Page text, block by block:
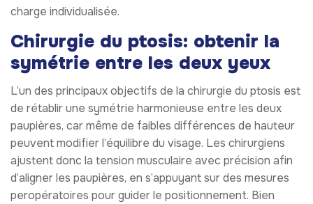
charge individualisée.
Chirurgie du ptosis: obtenir la
symétrie entre les deux yeux
L’un des principaux objectifs de la chirurgie du ptosis est
de rétablir une symétrie harmonieuse entre les deux
paupières, car même de faibles différences de hauteur
peuvent modifier l’équilibre du visage. Les chirurgiens
ajustent donc la tension musculaire avec précision afin
d’aligner les paupières, en s’appuyant sur des mesures
peropératoires pour guider le positionnement. Bien